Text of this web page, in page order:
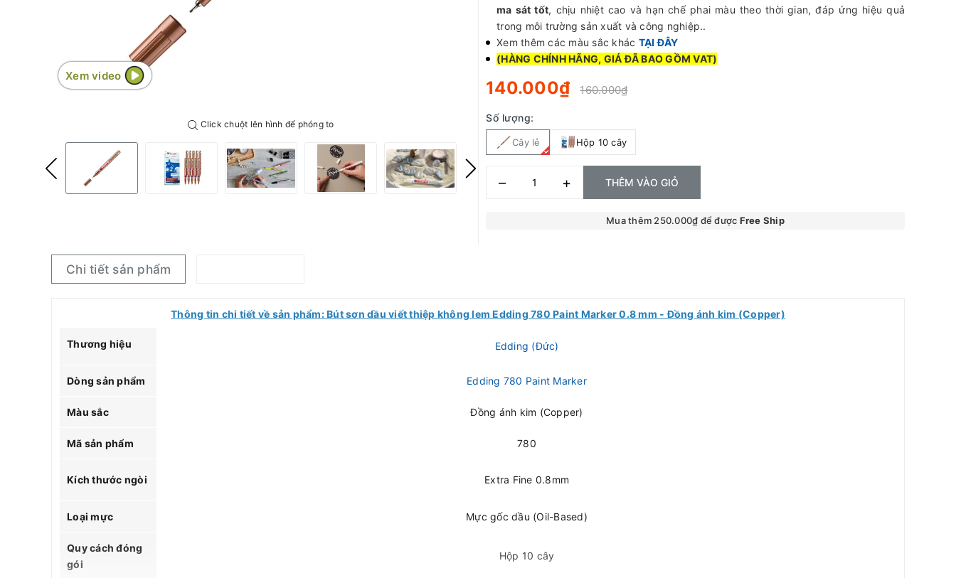
Click chuột lên hình để phóng to
Xem video
ma sát tốt, chịu nhiệt cao và hạn chế phai màu theo thời gian, đáp ứng hiệu quả
trong môi trường sản xuất và công nghiệp..
Xem thêm các màu sắc khác TẠI ĐÂY
(HÀNG CHÍNH HÃNG, GIÁ ĐÃ BAO GỒM VAT)
140.000₫ 160.000₫
Số lượng:
Cây lẻ Hộp 10 cây
– + THÊM VÀO GIỎ
Mua thêm 250.000₫ để được Free Ship
Chi tiết sản phẩm
Thông tin chi tiết về sản phẩm: Bút sơn dầu viết thiệp không lem Edding 780 Paint Marker 0.8 mm - Đồng ánh kim (Copper)
Thương hiệu Edding (Đức)
Dòng sản phẩm Edding 780 Paint Marker
Màu sắc Đồng ánh kim (Copper)
Mã sản phẩm 780
Kích thước ngòi Extra Fine 0.8mm
Loại mực Mực gốc dầu (Oil-Based)
Quy cách đóng
gói
Hộp 10 cây